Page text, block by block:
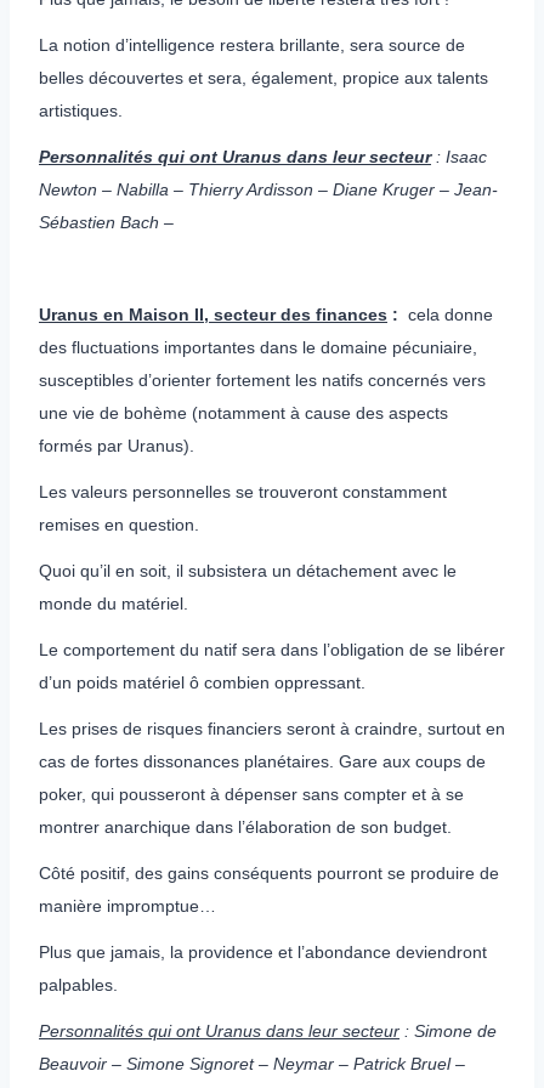
La notion d’intelligence restera brillante, sera source de
belles découvertes et sera, également, propice aux talents
artistiques.
Personnalités qui ont Uranus dans leur secteur: Isaac
Newton – Nabilla – Thierry Ardisson – Diane Kruger – Jean-
Sébastien Bach –
Uranus en Maison II, secteur des finances : cela donne
des fluctuations importantes dans le domaine pécuniaire,
susceptibles d’orienter fortement les natifs concernés vers
une vie de bohème (notamment à cause des aspects
formés par Uranus).
Les valeurs personnelles se trouveront constamment
remises en question.
Quoi qu’il en soit, il subsistera un détachement avec le
monde du matériel.
Le comportement du natif sera dans l’obligation de se libérer
d’un poids matériel ô combien oppressant.
Les prises de risques financiers seront à craindre, surtout en
cas de fortes dissonances planétaires. Gare aux coups de
poker, qui pousseront à dépenser sans compter et à se
montrer anarchique dans l’élaboration de son budget.
Côté positif, des gains conséquents pourront se produire de
manière impromptue…
Plus que jamais, la providence et l’abondance deviendront
palpables.
Personnalités qui ont Uranus dans leur secteur : Simone de
Beauvoir – Simone Signoret – Neymar – Patrick Bruel –